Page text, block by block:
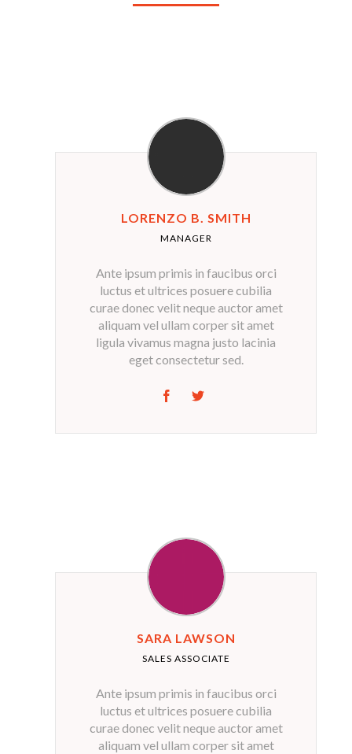
LORENZO B. SMITH
MANAGER
Ante ipsum primis in faucibus orci
luctus et ultrices posuere cubilia
curae donec velit neque auctor amet
aliquam vel ullam corper sit amet
ligula vivamus magna justo lacinia
eget consectetur sed.
SARA LAWSON
SALES ASSOCIATE
Ante ipsum primis in faucibus orci
luctus et ultrices posuere cubilia
curae donec velit neque auctor amet
aliquam vel ullam corper sit amet